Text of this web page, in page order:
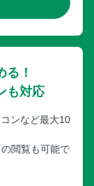
る！
も対応
ンなど最大10
閲覧も可能で